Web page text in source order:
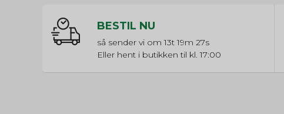
BESTIL NU
så sender vi om13t 19m 26s
Eller hent i butikken til kl. 17:00